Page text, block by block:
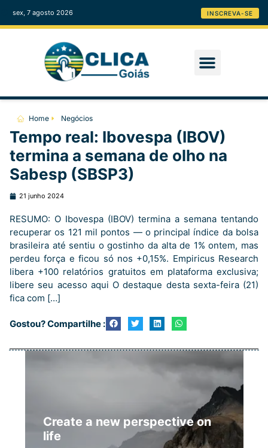
sex, 7 agosto 2026 INSCREVA-SE
Home Negócios
Tempo real: Ibovespa (IBOV)
termina a semana de olho na
Sabesp (SBSP3)
21 junho 2024
RESUMO: O Ibovespa (IBOV) termina a semana tentando
recuperar os 121 mil pontos — o principal índice da bolsa
brasileira até sentiu o gostinho da alta de 1% ontem, mas
perdeu força e ficou só nos +0,15%. Empiricus Research
libera +100 relatórios gratuitos em plataforma exclusiva;
libere seu acesso aqui O destaque desta sexta-feira (21)
fica com […]
Gostou? Compartilhe :
Create a new perspective on
life